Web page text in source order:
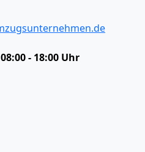
- 18:00 Uhr